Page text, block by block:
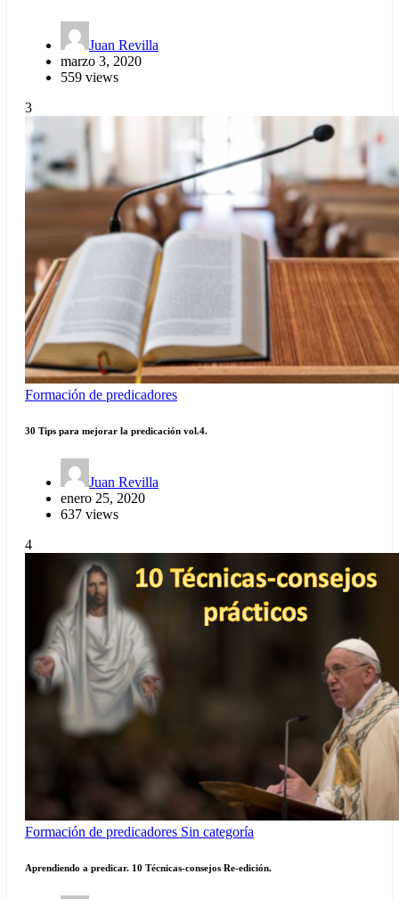
Juan Revilla
marzo 3, 2020
559 views
3
Formación de predicadores
30 Tips para mejorar la predicación vol.4.
Juan Revilla
enero 25, 2020
637 views
4
Formación de predicadores Sin categoría
Aprendiendo a predicar. 10 Técnicas-consejos Re-edición.